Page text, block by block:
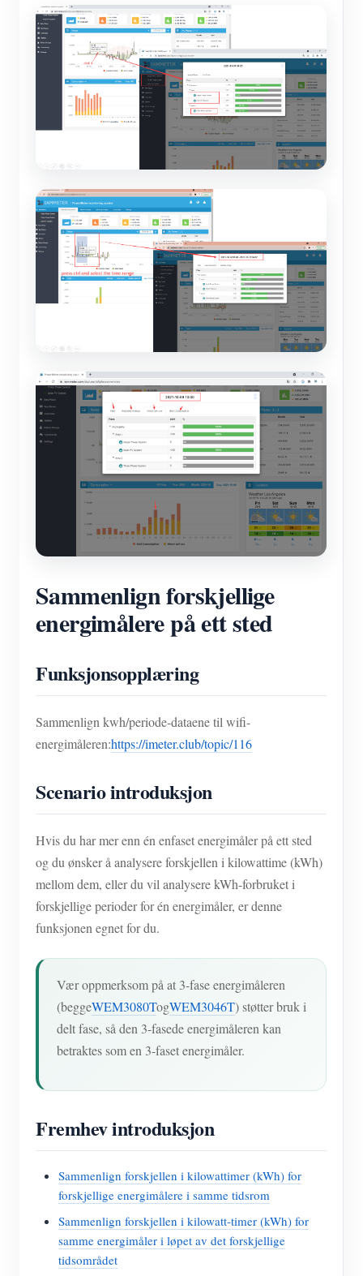
Sammenlign forskjellige
energimålere på ett sted
Funksjonsopplæring
Sammenlign kwh/periode-dataene til wifi-
energimåleren:https://imeter.club/topic/116
Scenario introduksjon
Hvis du har mer enn én enfaset energimåler på ett sted
og du ønsker å analysere forskjellen i kilowattime (kWh)
mellom dem, eller du vil analysere kWh-forbruket i
forskjellige perioder for én energimåler, er denne
funksjonen egnet for du.
Vær oppmerksom på at 3-fase energimåleren
(beggeWEM3080TogWEM3046T) støtter bruk i
delt fase, så den 3-fasede energimåleren kan
betraktes som en 3-faset energimåler.
Fremhev introduksjon
Sammenlign forskjellen i kilowattimer (kWh) for
forskjellige energimålere i samme tidsrom
Sammenlign forskjellen i kilowatt-timer (kWh) for
samme energimåler i løpet av det forskjellige
tidsområdet